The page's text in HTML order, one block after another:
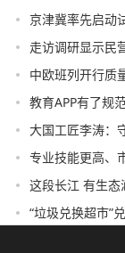
京津冀率先启动
走访调研显示民
中欧班列开行质
教育APP有了规
大国工匠李涛：
专业技能更高、
这段长江 有生态
“垃圾兑换超市”